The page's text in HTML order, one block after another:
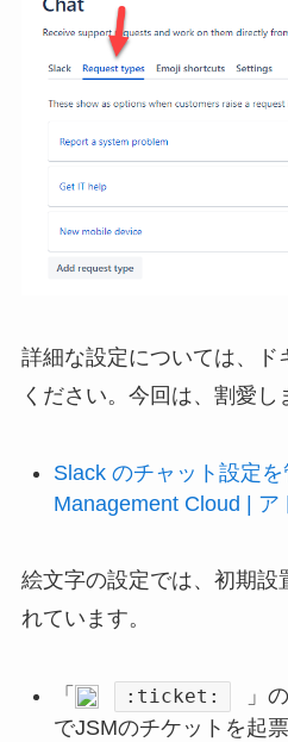
詳細な設定については、ド
ください。今回は、割愛し
Slack のチャット設定
Management Cloud | ア
絵文字の設定では、初期設
れています。
「 :ticket:
」
でJSMのチケットを起